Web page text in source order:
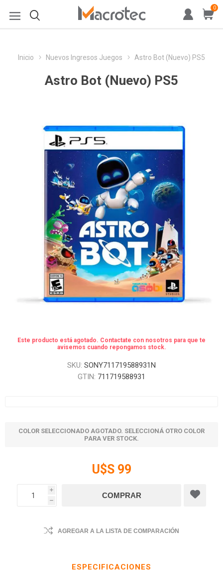
0
Inicio Nuevos Ingresos Juegos Astro Bot (Nuevo) PS5
Astro Bot (Nuevo) PS5
Este producto está agotado. Contactate con nosotros para que te
avisemos cuando repongamos stock.
SKU: SONY711719588931N
GTIN: 711719588931
COLOR SELECCIONADO AGOTADO. SELECCIONÁ OTRO COLOR
PARA VER STOCK.
U$S 99
i
h
AGREGAR A LA LISTA DE COMPARACIÓN
ESPECIFICACIONES